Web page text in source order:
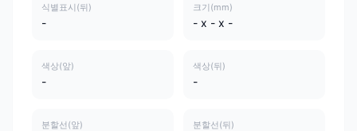
식별표시(뒤)
-
크기(mm)
- x - x -
색상(앞)
-
색상(뒤)
-
분할선(앞) 분할선(뒤)